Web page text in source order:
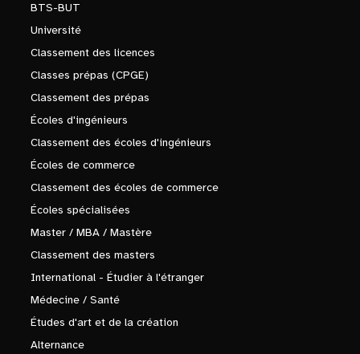
BTS-BUT
Université
Classement des licences
Classes prépas (CPGE)
Classement des prépas
Écoles d'ingénieurs
Classement des écoles d'ingénieurs
Écoles de commerce
Classement des écoles de commerce
Écoles spécialisées
Master / MBA / Mastère
Classement des masters
International - Étudier à l'étranger
Médecine / Santé
Études d'art et de la création
Alternance